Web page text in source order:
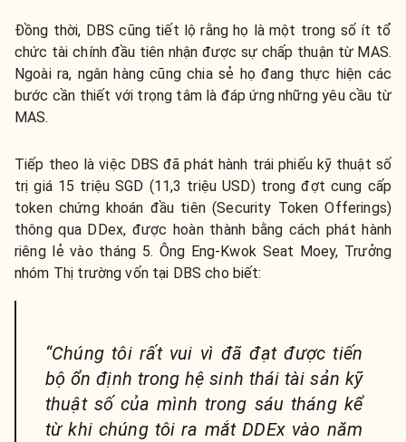
Đồng thời, DBS cũng tiết lộ rằng họ là một trong số ít tổ
chức tài chính đầu tiên nhận được sự chấp thuận từ MAS.
Ngoài ra, ngân hàng cũng chia sẻ họ đang thực hiện các
bước cần thiết với trọng tâm là đáp ứng những yêu cầu từ
MAS.
Tiếp theo là việc DBS đã phát hành trái phiếu kỹ thuật số
trị giá 15 triệu SGD (11,3 triệu USD) trong đợt cung cấp
token chứng khoán đầu tiên (Security Token Offerings)
thông qua DDex, được hoàn thành bằng cách phát hành
riêng lẻ vào tháng 5. Ông Eng-Kwok Seat Moey, Trưởng
nhóm Thị trường vốn tại DBS cho biết:
“Chúng tôi rất vui vì đã đạt được tiến
bộ ổn định trong hệ sinh thái tài sản kỹ
thuật số của mình trong sáu tháng kể
từ khi chúng tôi ra mắt DDEx vào năm